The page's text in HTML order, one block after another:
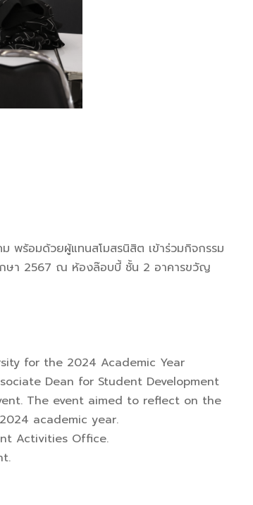
ร้อมด้วยผู้แทนสโมสรนิสิต เข้าร่วมกิจกรรม
ศึกษา 2567 ณ ห้องล๊อบบี้ ชั้น 2 อาคารขวัญ
for the 2024 Academic Year
Dean for Student Development
The event aimed to reflect on the
academic year.
Activities Office.